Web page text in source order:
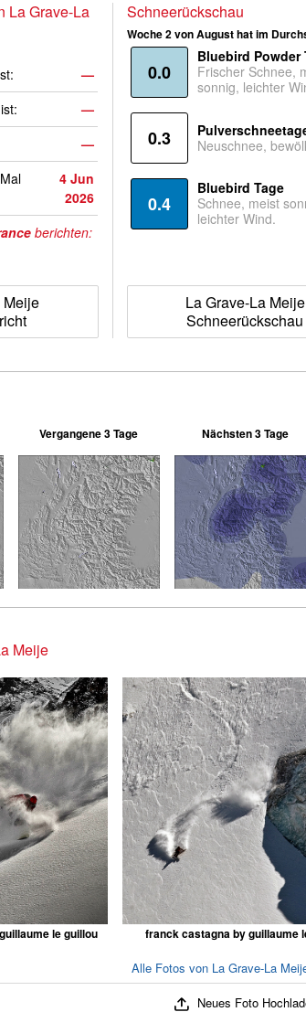
La Grave-La
—
—
—
4 Jun
2026
berichten:
Meije
Schneerückschau
Woche 2 von August hat im
0.0
Bluebird Powder
Frischer Schnee,
sonnig, leichter
0.3
Neuschnee,
0.4
Bluebird Tage
Schnee, meist
leichter Wind.
La Grave-La Meije
Schneerückschau
Vergangene 3 Tage Nächsten 3 Tage
Meije
le guillou franck castagna by guillaume
Alle Fotos von La Grave-La
Neues Foto